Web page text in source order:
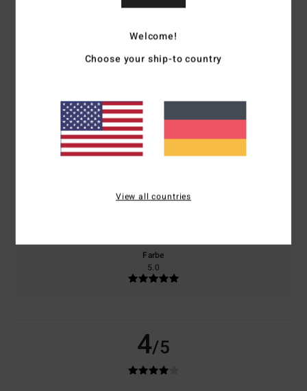
Durchschnittliche Bewertung
4.5
100% unserer Kunden empfehlen dieses Produkt
Komfort
5.0
Preis-Leistungs-Verhältnis
Farbe
5.0
4/5
Welcome!
Choose your ship-to country
View all countries